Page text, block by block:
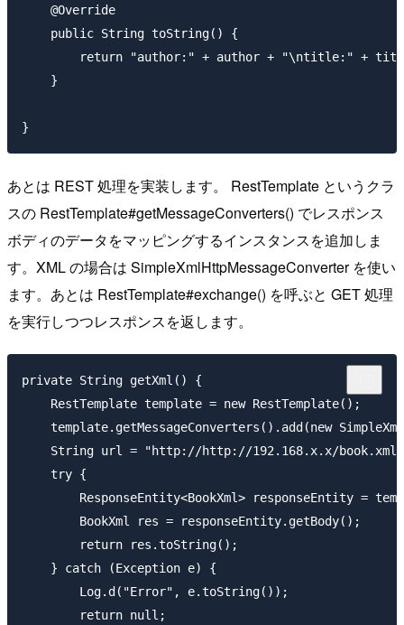
    @Override
    public String toString() {
return "author:" + author + "\ntitle:" +
    }
あとは REST 処理を実装します。 RestTemplate というクラ
スの RestTemplate#getMessageConverters() でレスポンス
ボディのデータをマッピングするインスタンスを追加しま
す。XML の場合は SimpleXmlHttpMessageConverter を使い
ます。あとは RestTemplate#exchange() を呼ぶと GET 処理
を実行しつつレスポンスを返します。
private String getXml() {
    RestTemplate template = new RestTemplate();
template.getMessageConverters().add(new
String url = "http://http://192.168.x.x/
    try {
ResponseEntity<BookXml> responseEntity =
        BookXml res = responseEntity.getBody();
        return res.toString();
    } catch (Exception e) {
        Log.d("Error", e.toString());
        return null;